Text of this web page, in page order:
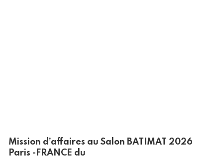
Mission d’affaires au Salon BATIMAT 2026
Paris -FRANCE du